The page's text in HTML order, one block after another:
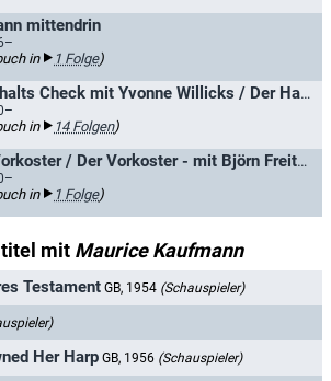
mittendrin
in 1 Folge)
Haushalts Check mit Yvonne Willicks / Der Haushalts-Check mit Yvonne Willicks
in 14 Folgen)
Der Vorkoster / Der Vorkoster - mit Björn Freitag
in 1 Folge)
mit Maurice Kaufmann
Testament GB, 1954 (Schauspieler)
Her Harp GB, 1956 (Schauspieler)